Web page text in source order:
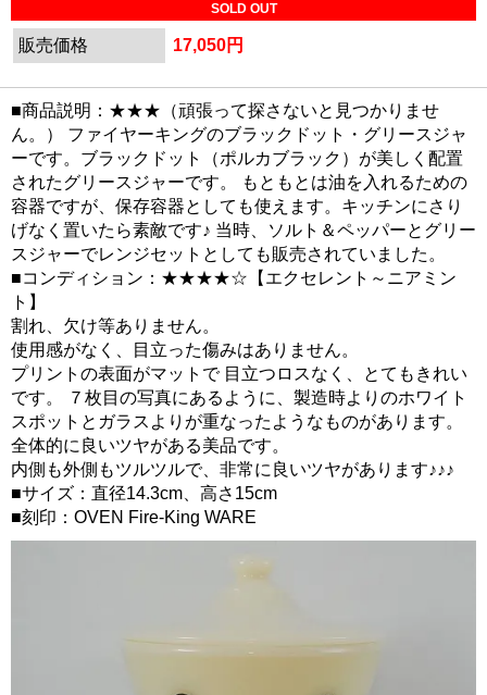
SOLD OUT
販売価格 17,050円
■商品説明：★★★（頑張って探さないと見つかりませ
ん。） ファイヤーキングのブラックドット・グリースジャ
ーです。ブラックドット（ポルカブラック）が美しく配置
されたグリースジャーです。 もともとは油を入れるための
容器ですが、保存容器としても使えます。キッチンにさり
げなく置いたら素敵です♪ 当時、ソルト＆ペッパーとグリー
スジャーでレンジセットとしても販売されていました。
■コンディション：★★★★☆【エクセレント～ニアミン
ト】
割れ、欠け等ありません。
使用感がなく、目立った傷みはありません。
プリントの表面がマットで 目立つロスなく、とてもきれい
です。 ７枚目の写真にあるように、製造時よりのホワイト
スポットとガラスよりが重なったようなものがあります。
全体的に良いツヤがある美品です。
内側も外側もツルツルで、非常に良いツヤがあります♪♪♪
■サイズ：直径14.3cm、高さ15cm
■刻印：OVEN Fire-King WARE